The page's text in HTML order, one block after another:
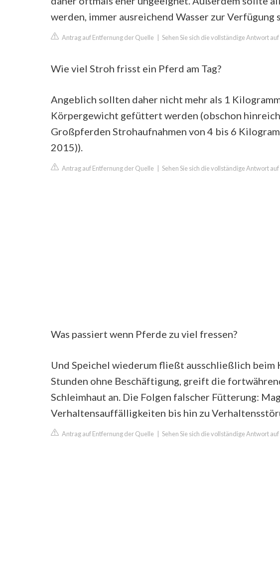
werden, immer ausreichend Wasser zur Verfügung
Antrag auf Entfernung der Quelle Sehen Sie sich die vollständige Antwort
Wie viel Stroh frisst ein Pferd am Tag?
Angeblich sollten daher nicht mehr als 1
Körpergewicht gefüttert werden (obschon
Großpferden Strohaufnahmen von 4 bis 6
2015)).
Antrag auf Entfernung der Quelle Sehen Sie sich die vollständige Antwort
Was passiert wenn Pferde zu viel fressen?
Und Speichel wiederum fließt ausschließlich beim
Stunden ohne Beschäftigung, greift die
Schleimhaut an. Die Folgen falscher Fütterung:
Verhaltensauffälligkeiten bis hin zu
Antrag auf Entfernung der Quelle Sehen Sie sich die vollständige Antwort